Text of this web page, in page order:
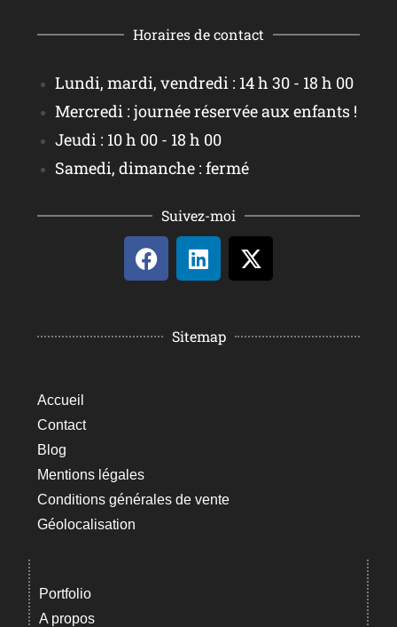
Horaires de contact
Lundi, mardi, vendredi : 14 h 30 - 18 h 00
Mercredi : journée réservée aux enfants !
Jeudi : 10 h 00 - 18 h 00
Samedi, dimanche : fermé
Suivez-moi
Sitemap
Accueil
Contact
Blog
Mentions légales
Conditions générales de vente
Géolocalisation
Portfolio
A propos